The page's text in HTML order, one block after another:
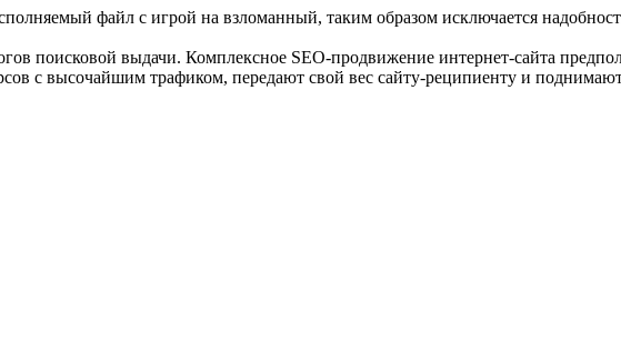
файл с игрой на взломанный, таким образом исключается
поисковой выдачи. Комплексное SEO-продвижение интернет-сайта
с высочайшим трафиком, передают свой вес сайту-реципиенту и